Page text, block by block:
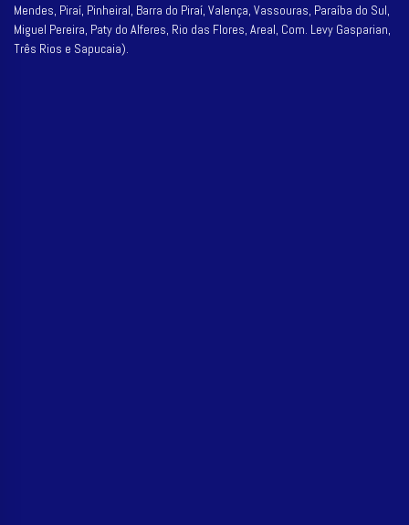
Mendes, Piraí, Pinheiral, Barra do Piraí, Valença, Vassouras, Paraíba do Sul,
Miguel Pereira, Paty do Alferes, Rio das Flores, Areal, Com. Levy Gasparian,
Três Rios e Sapucaia).